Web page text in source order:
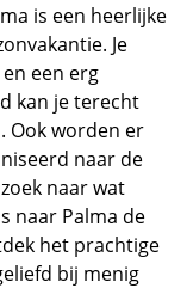
is een heerlijke
Je
een erg
kan je terecht
Ook worden er
naar de
naar wat
naar Palma de
het prachtige
bij menig